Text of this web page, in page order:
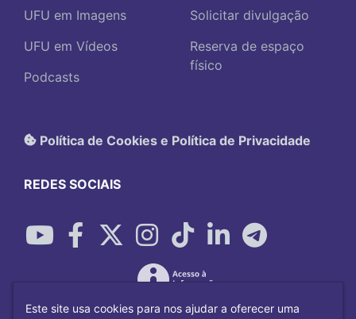
UFU em Imagens
UFU em Vídeos
Podcasts
Solicitar divulgação
Reserva de espaço
físico
Política de Cookies e Política de Privacidade
REDES SOCIAIS
Este site usa cookies para nos ajudar a oferecer uma